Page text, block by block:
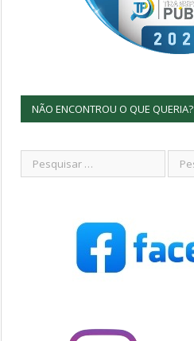
NÃO ENCONTROU O QUE QUERIA?